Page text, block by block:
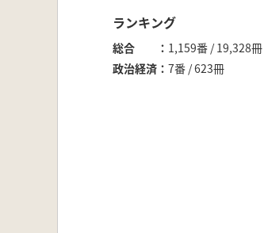
ランキング
総合
1,159番 / 19,328冊
政治経済
7番 / 623冊